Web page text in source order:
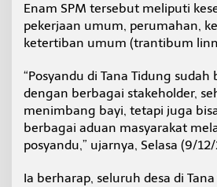
y
a
n
T
e
r
n
t
g
Enam SPM tersebut meliputi
pekerjaan umum, perumahan,
ketertiban umum (trantibum
“Posyandu di Tana Tidung sudah
dengan berbagai stakeholder,
menimbang bayi, tetapi juga
berbagai aduan masyarakat
posyandu,” ujarnya, Selasa (9/
Ia berharap, seluruh desa di